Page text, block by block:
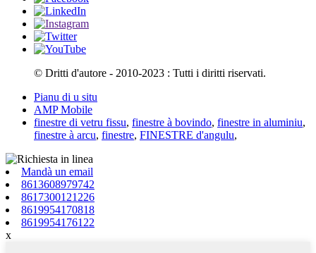
© Dritti d'autore - 2010-2023 : Tutti i diritti riservati.
Pianu di u situ
AMP Mobile
finestre di vetru fissu, finestre à bovindo, finestre in aluminiu,
finestre à arcu, finestre, FINESTRE d'angulu,
Mandà un email
8613608979742
8617300121226
8619954170818
8619954176122
x